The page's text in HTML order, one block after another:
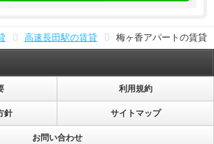
高速長田駅の賃貸 梅ヶ香アパートの賃貸
利用規約
針 サイトマップ
お問い合わせ